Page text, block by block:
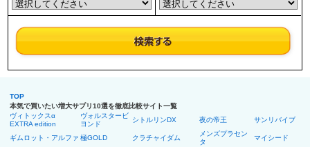
TOP
本気で買いたい増大サプリ10選を徹底比較サイト一覧
ヴィトックスα
EXTRA edition
ヴォルスタービ
ヨンド
シトルリンDX 夜の帝王 サンリバイブ
ギムロット・アルファ 極GOLD クラチャイダム
メンズプラセン
タ
マイシード